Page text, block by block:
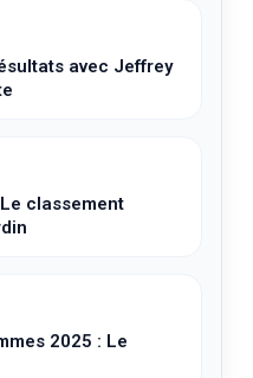
avec Jeffrey
classement
2025 : Le